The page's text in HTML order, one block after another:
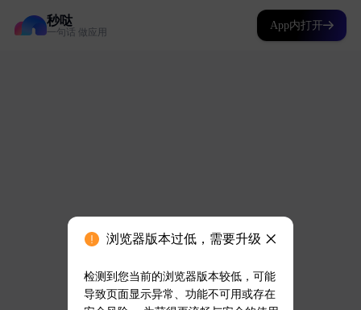
秒哒
一句话 做应用
App内打开
浏览器版本过低，需要升级
检测到您当前的浏览器版本较低，可能
导致页面显示异常、功能不可用或存在